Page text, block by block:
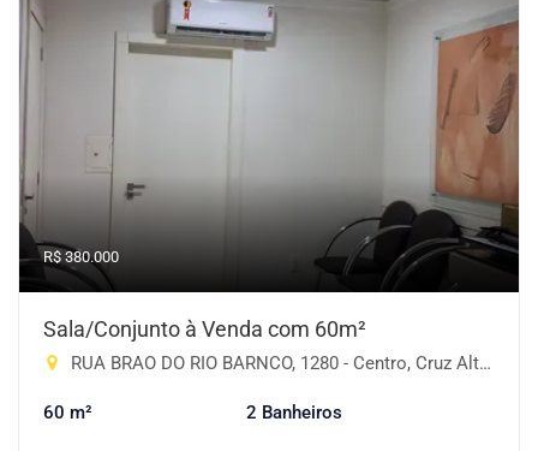
R$ 380.000
Sala/Conjunto à Venda com 60m²
RUA BRAO DO RIO BARNCO, 1280 - Centro, Cruz Alta-RS
60 m² 2 Banheiros